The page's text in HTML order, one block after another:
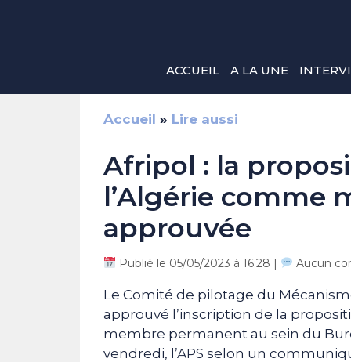
ACCUEIL A LA UNE
Accueil » Lire aussi
Afripol : la
l’Algérie comme
approuvée
Publié le 05/05/2023 à 16:28 | Aucun
Le Comité de pilotage du
approuvé l’inscription de la
membre permanent au sein du
vendredi, l’APS selon un